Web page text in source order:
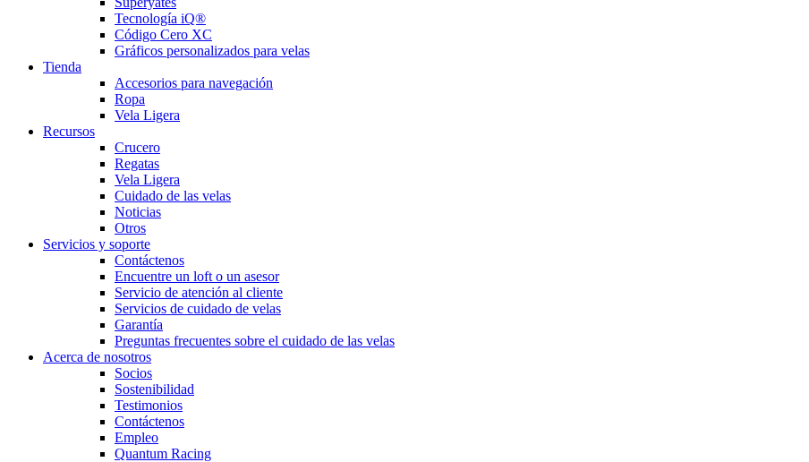
Tecnología iQ®
Código Cero XC
Gráficos personalizados para velas
Tienda
Accesorios para navegación
Ropa
Vela Ligera
Recursos
Crucero
Regatas
Vela Ligera
Cuidado de las velas
Noticias
Otros
Servicios y soporte
Contáctenos
Encuentre un loft o un asesor
Servicio de atención al cliente
Servicios de cuidado de velas
Garantía
Preguntas frecuentes sobre el cuidado de las velas
Acerca de nosotros
Socios
Sostenibilidad
Testimonios
Contáctenos
Empleo
Quantum Racing